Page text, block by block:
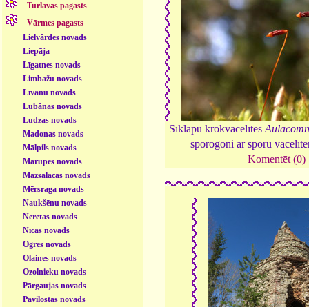
Turlavas pagasts
Vārmes pagasts
Lielvārdes novads
Liepāja
Līgatnes novads
Limbažu novads
Līvānu novads
Lubānas novads
Ludzas novads
Madonas novads
Mālpils novads
Mārupes novads
Mazsalacas novads
Mērsraga novads
Naukšēnu novads
Neretas novads
Nīcas novads
Ogres novads
Olaines novads
Ozolnieku novads
Pārgaujas novads
Pāvilostas novads
Sīklapu krokvācelītes
sporogoni ar sporu
Komentēt (0)